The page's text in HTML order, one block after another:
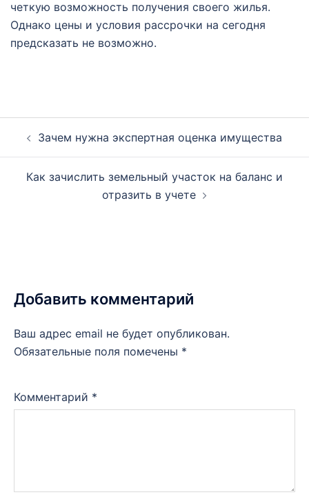
четкую возможность получения своего жилья.
Однако цены и условия рассрочки на сегодня
предсказать не возможно.
Зачем нужна экспертная оценка имущества
Как зачислить земельный участок на баланс и
отразить в учете
Добавить комментарий
Ваш адрес email не будет опубликован.
Обязательные поля помечены *
Комментарий *